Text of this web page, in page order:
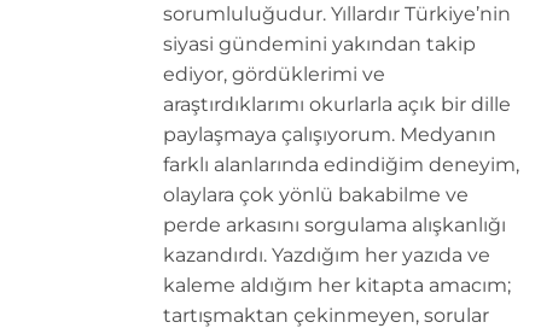
sorumluluğudur. Yıllardır Türkiye’nin
siyasi gündemini yakından takip
ediyor, gördüklerimi ve
araştırdıklarımı okurlarla açık bir dille
paylaşmaya çalışıyorum. Medyanın
farklı alanlarında edindiğim deneyim,
olaylara çok yönlü bakabilme ve
perde arkasını sorgulama alışkanlığı
kazandırdı. Yazdığım her yazıda ve
kaleme aldığım her kitapta amacım;
tartışmaktan çekinmeyen, sorular